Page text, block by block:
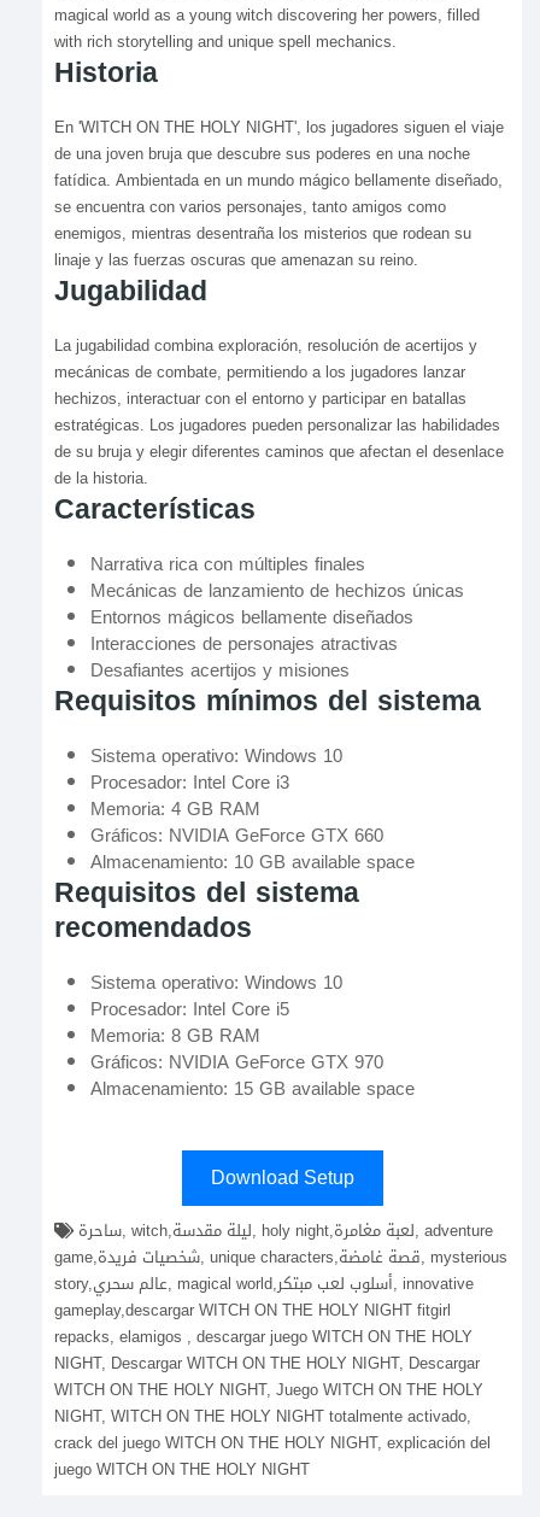
magical world as a young witch discovering her powers, filled
with rich storytelling and unique spell mechanics.
Historia
En 'WITCH ON THE HOLY NIGHT', los jugadores siguen el viaje
de una joven bruja que descubre sus poderes en una noche
fatídica. Ambientada en un mundo mágico bellamente diseñado,
se encuentra con varios personajes, tanto amigos como
enemigos, mientras desentraña los misterios que rodean su
linaje y las fuerzas oscuras que amenazan su reino.
Jugabilidad
La jugabilidad combina exploración, resolución de acertijos y
mecánicas de combate, permitiendo a los jugadores lanzar
hechizos, interactuar con el entorno y participar en batallas
estratégicas. Los jugadores pueden personalizar las habilidades
de su bruja y elegir diferentes caminos que afectan el desenlace
de la historia.
Características
Narrativa rica con múltiples finales
Mecánicas de lanzamiento de hechizos únicas
Entornos mágicos bellamente diseñados
Interacciones de personajes atractivas
Desafiantes acertijos y misiones
Requisitos mínimos del sistema
Sistema operativo: Windows 10
Procesador: Intel Core i3
Memoria: 4 GB RAM
Gráficos: NVIDIA GeForce GTX 660
Almacenamiento: 10 GB available space
Requisitos del sistema
recomendados
Sistema operativo: Windows 10
Procesador: Intel Core i5
Memoria: 8 GB RAM
Gráficos: NVIDIA GeForce GTX 970
Almacenamiento: 15 GB available space
Download Setup
game,شخصيات فريدة, unique characters,قصة غامضة, mysterious
story,عالم سحري, magical world,أسلوب لعب مبتكر, innovative
gameplay,descargar WITCH ON THE HOLY NIGHT fitgirl
repacks, elamigos , descargar juego WITCH ON THE HOLY
NIGHT, Descargar WITCH ON THE HOLY NIGHT, Descargar
WITCH ON THE HOLY NIGHT, Juego WITCH ON THE HOLY
NIGHT, WITCH ON THE HOLY NIGHT totalmente activado,
crack del juego WITCH ON THE HOLY NIGHT, explicación del
juego WITCH ON THE HOLY NIGHT